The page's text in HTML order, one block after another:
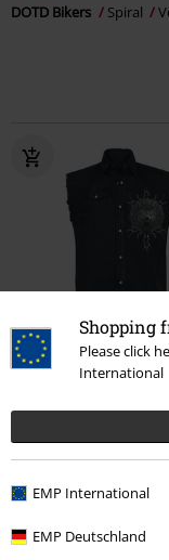
Shopping
Please click
International
EMP International
EMP Deutschland
DOTD Bikers Spiral
% Novinky